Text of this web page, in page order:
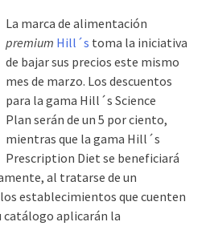
La marca de alimentación
premium Hill´s toma la iniciativa
de bajar sus precios este mismo
mes de marzo. Los descuentos
para la gama Hill´s Science
Plan serán de un 5 por ciento,
mientras que la gama Hill´s
Prescription Diet se beneficiará
al tratarse de un
establecimientos que cuenten
catálogo aplicarán la